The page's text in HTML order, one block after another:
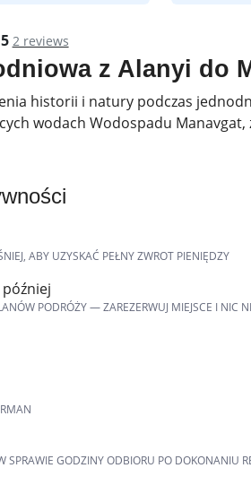
2 reviews
z Alanyi do
historii i natury podczas
wodach Wodospadu
ABY UZYSKAĆ PEŁNY ZWROT PIENIĘDZY
później
PODRÓŻY — ZAREZERWUJ MIEJSCE I NIC
SPRAWIE GODZINY ODBIORU PO DOKONANIU